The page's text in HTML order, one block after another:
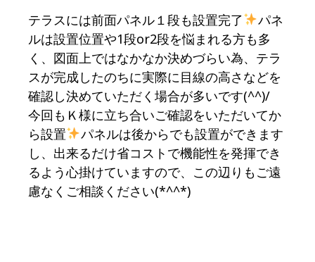
テラスには前面パネル１段も設置完了
パネ
ルは設置位置や1段or2段を悩まれる方も多
く、図面上ではなかなか決めづらい為、テラ
スが完成したのちに実際に目線の高さなどを
確認し決めていただく場合が多いです(^^)/
今回もＫ様に立ち合いご確認をいただいてか
ら設置
パネルは後からでも設置ができます
し、出来るだけ省コストで機能性を発揮でき
るよう心掛けていますので、この辺りもご遠
慮なくご相談ください(*^^*)